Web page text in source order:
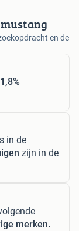
en de
in de
zijn in de
merken.